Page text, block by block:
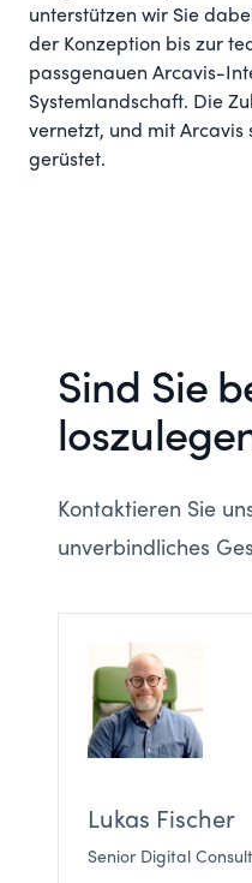
unterstützen wir Sie
der Konzeption bis zur
passgenauen Arcavis-
Systemlandschaft. Die
vernetzt, und mit Arcavis
gerüstet.
Sind Sie
Kontaktieren Sie
unverbindliches
Lukas Fischer
Senior Digital